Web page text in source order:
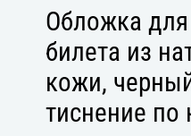
Обложка
билета из
кожи,
тиснение по